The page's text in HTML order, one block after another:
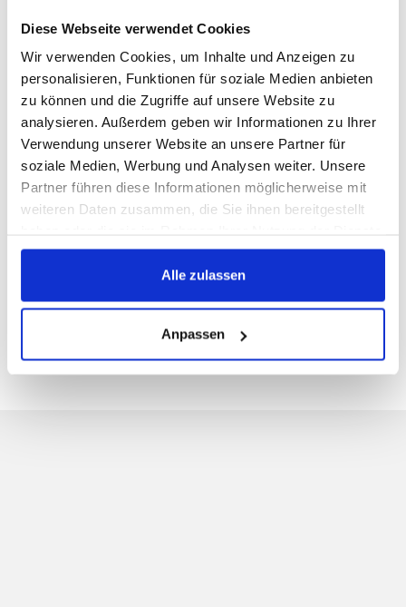
Diese Webseite verwendet Cookies
Wir verwenden Cookies, um Inhalte und Anzeigen zu
personalisieren, Funktionen für soziale Medien anbieten
zu können und die Zugriffe auf unsere Website zu
analysieren. Außerdem geben wir Informationen zu Ihrer
Verwendung unserer Website an unsere Partner für
soziale Medien, Werbung und Analysen weiter. Unsere
Partner führen diese Informationen möglicherweise mit
weiteren Daten zusammen, die Sie ihnen bereitgestellt
gesammelt haben.
Alle zulassen
Anpassen
brotsüchtig
Bäckerei
Gemeinsam mit „brotsüchtig" wurde Planery an
mehreren Stellen weiterentwickelt — aus
einem Kunden wurde ein echter Partner.